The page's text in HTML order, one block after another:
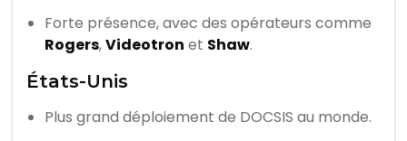
Forte présence, avec des opérateurs comme
Rogers,Videotron et Shaw.
États-Unis
Plus grand déploiement de DOCSIS au monde.